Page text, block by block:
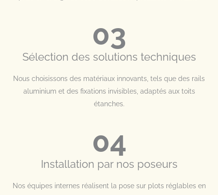
03
Sélection des solutions techniques
Nous choisissons des matériaux innovants, tels que des rails
aluminium et des fixations invisibles, adaptés aux toits
étanches.
04
Installation par nos poseurs
Nos équipes internes réalisent la pose sur plots réglables en